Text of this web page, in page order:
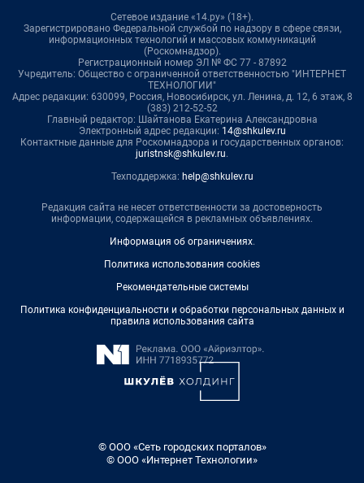
Сетевое издание «14.ру» (18+).
Зарегистрировано Федеральной службой по надзору в сфере связи,
информационных технологий и массовых коммуникаций
(Роскомнадзор).
Регистрационный номер ЭЛ № ФС 77 - 87892
Учредитель: Общество с ограниченной ответственностью "ИНТЕРНЕТ
ТЕХНОЛОГИИ"
Адрес редакции: 630099, Россия, Новосибирск, ул. Ленина, д. 12, 6 этаж, 8
(383) 212-52-52
Главный редактор: Шайтанова Екатерина Александровна
Электронный адрес редакции: 14@shkulev.ru
Контактные данные для Роскомнадзора и государственных органов:
juristnsk@shkulev.ru.
Техподдержка: help@shkulev.ru
Редакция сайта не несет ответственности за достоверность
информации, содержащейся в рекламных объявлениях.
Информация об ограничениях.
Политика использования cookies
Рекомендательные системы
Политика конфиденциальности и обработки персональных данных и
правила использования сайта
© ООО «Сеть городских порталов»
© ООО «Интернет Технологии»